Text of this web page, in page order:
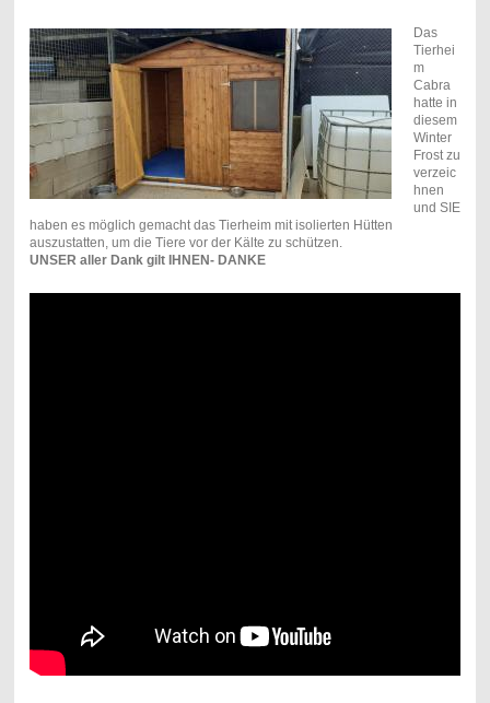
Das
Tierhei
m
Cabra
hatte in
diesem
Winter
Frost zu
verzeic
hnen
und SIE
haben es möglich gemacht das Tierheim mit isolierten Hütten
auszustatten, um die Tiere vor der Kälte zu schützen.
UNSER aller Dank gilt IHNEN- DANKE